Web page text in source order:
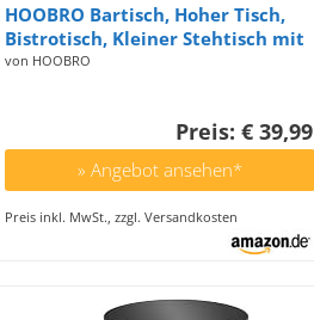
HOOBRO Bartisch, Hoher Tisch,
Bistrotisch, Kleiner Stehtisch mit
2 Runden Tischplatten, für
von HOOBRO
Preis: € 39,99
» Angebot ansehen*
Preis inkl. MwSt., zzgl. Versandkosten